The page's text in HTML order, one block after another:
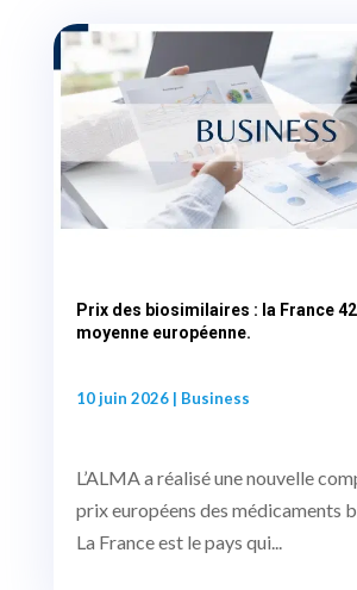
Prix des biosimilaires : la France
moyenne européenne.
10 juin 2026| Business
L’ALMA a réalisé une nouvelle
prix européens des médicaments
La France est le pays qui...